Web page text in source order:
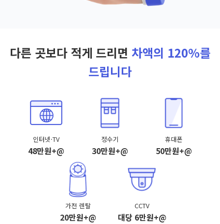
다른 곳보다 적게 드리면 차액의 120%를
드립니다
인터넷·TV
48만원+@
정수기
30만원+@
휴대폰
50만원+@
가전 렌탈
20만원+@
CCTV
대당 6만원+@